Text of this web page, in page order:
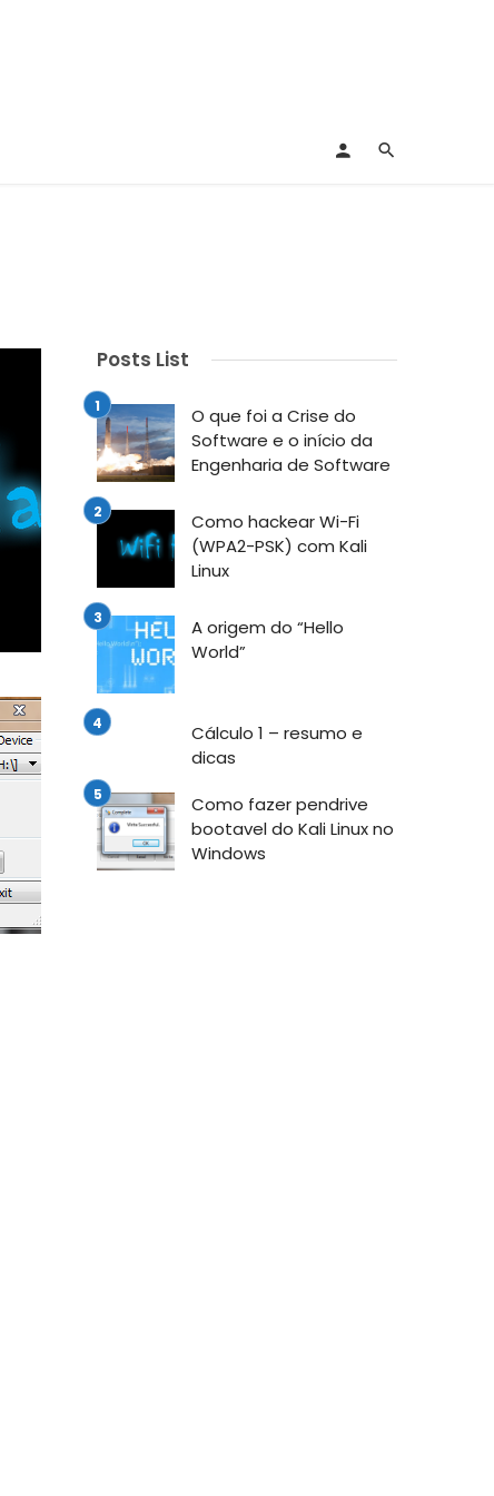
Posts List
O que foi a Crise do
Software e o início da
Engenharia de Software
Como hackear Wi-Fi
(WPA2-PSK) com Kali
Linux
A origem do “Hello
World”
Cálculo 1 – resumo e
dicas
Como fazer pendrive
bootavel do Kali Linux no
Windows